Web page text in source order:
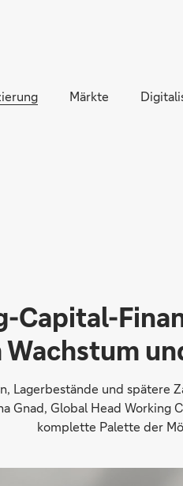
Direkt zum Hauptinhalt
Märkte
Capital-
Lagerbestände und spätere
Gnad, Global Head Working
komplette Palette der